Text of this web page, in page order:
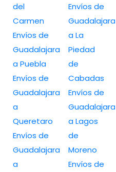
del
Carmen
Envíos de
Guadalajara
a Puebla
Envíos de
Guadalajara
a
Queretaro
Envíos de
Guadalajara
a
Envíos de
Guadalajara
a La
Piedad
de
Cabadas
Envíos de
Guadalajara
a Lagos
de
Moreno
Envíos de